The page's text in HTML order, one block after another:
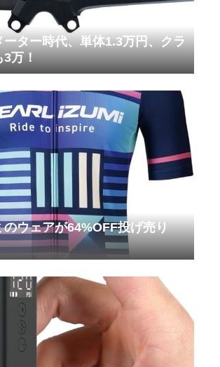
ーター時代、単体1.3万円、クラ
3万！
のウェアが64%OFF投げ売り